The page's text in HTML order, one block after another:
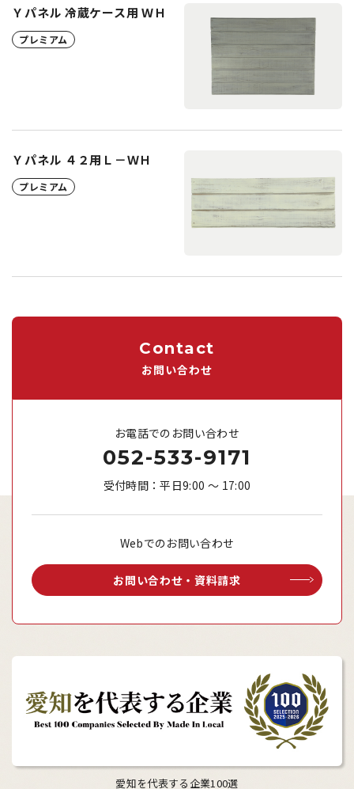
Ｙパネル 冷蔵ケース用 ＷＨ
プレミアム
Ｙパネル ４２用Ｌ－ＷＨ
プレミアム
Contact
お問い合わせ
お電話でのお問い合わせ
052-533-9171
受付時間：平日9:00 ～ 17:00
Webでのお問い合わせ
お問い合わせ・資料請求
愛知を代表する企業100選